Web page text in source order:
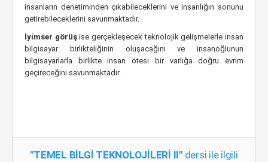
insanların denetiminden çıkabileceklerini ve insanlığın sonunu
getirebileceklerini savunmaktadır.
İyimser görüşise gerçekleşecek teknolojik gelişmelerle insan
bilgisayar birlikteliğinin oluşacağını ve insanoğlunun
bilgisayarlarla birlikte insan ötesi bir varlığa doğru evrim
geçireceğini savunmaktadır.
"TEMEL BİLGİ TEKNOLOJİLERİ II"dersi ile ilgili